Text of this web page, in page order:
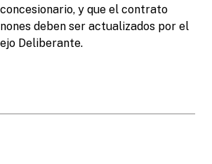
y que el contrato
deben ser actualizados por el
Deliberante.